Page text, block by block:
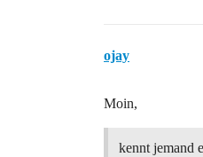
ojay
Moin,
kennt jemand